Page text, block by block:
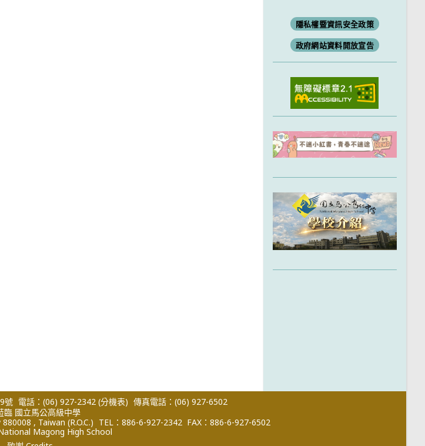
隱私權暨資訊安全政策
政府網站資料開放宣告
號 電話：(06) 927-2342 (分機表) 傳真電話：(06) 927-6502
臨 國立馬公高級中學
, Taiwan (R.O.C.) TEL：886-6-927-2342 FAX：886-6-927-6502
Magong High School